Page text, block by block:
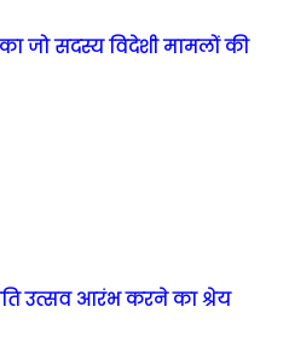
जो सदस्य विदेशी मामलों की
उत्सव आरंभ करने का श्रेय